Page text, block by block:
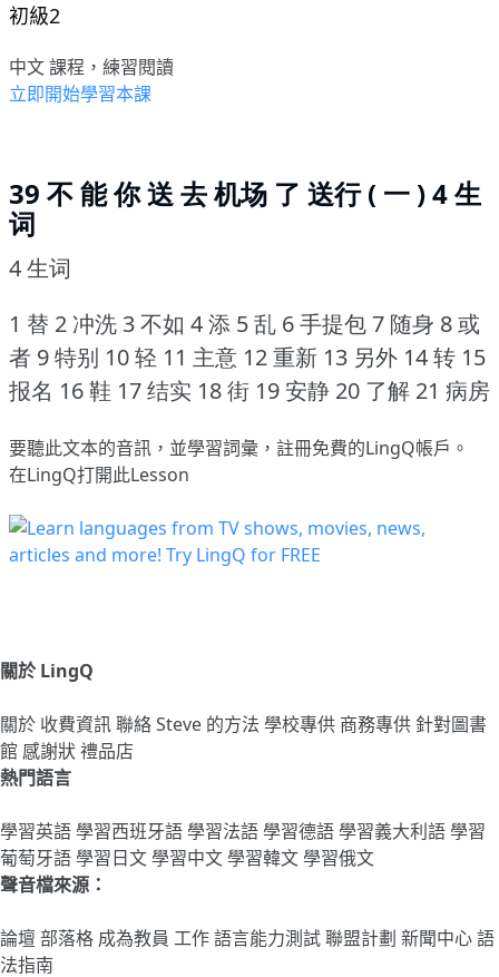
初級2
中文 課程，練習閱讀
立即開始學習本課
39 不 能 你 送 去 机场 了 送行 ( 一 ) 4 生
词
4 生词
1 替 2 冲洗 3 不如 4 添 5 乱 6 手提包 7 随身 8 或
者 9 特别 10 轻 11 主意 12 重新 13 另外 14 转 15
报名 16 鞋 17 结实 18 街 19 安静 20 了解 21 病房
要聽此文本的音訊，並學習詞彙， 註冊免費的LingQ帳戶。
在LingQ打開此Lesson
關於 LingQ
關於 收費資訊聯絡Steve 的方法 學校專供 商務專供 針對圖書
館 感謝狀禮品店
熱門語言
學習英語學習西班牙語學習法語學習德語學習義大利語學習
葡萄牙語學習日文學習中文學習韓文學習俄文
聲音檔來源：
論壇部落格 成為教員 工作語言能力測試聯盟計劃 新聞中心語
法指南